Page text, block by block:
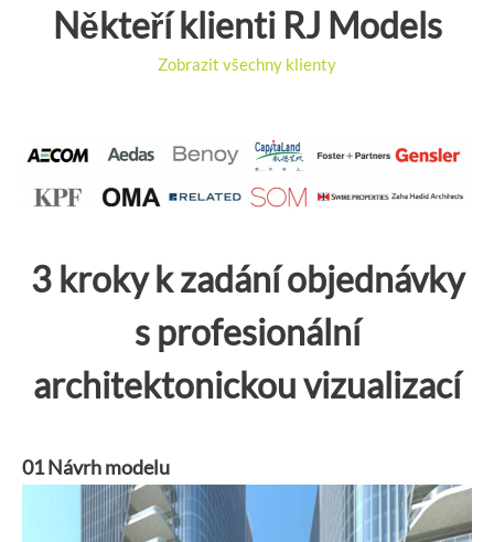
Někteří klienti RJ Models
Zobrazit všechny klienty
3 kroky k zadání objednávky
s profesionální
architektonickou vizualizací
01 Návrh modelu